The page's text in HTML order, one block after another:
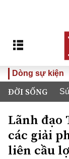
Dòng sự kiện
quyết Đại hội
ĐỜI SỐNG
Lãnh đạo
các giải
liên cầu